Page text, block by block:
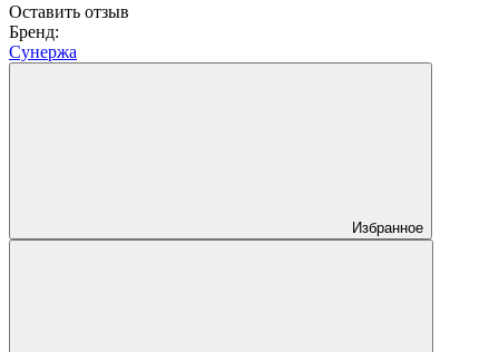
Оставить отзыв
Бренд:
Сунержа
Избранное